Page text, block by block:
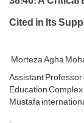
Cited in Its
Morteza Agha
Assistant
Education
Mustafa